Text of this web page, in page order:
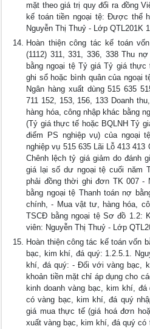
mặt theo giá trị quy đổi ra đồng
kế toán tiền ngoại tệ: Được thể
Nguyễn Thị Thuỷ - Lớp QTL201K
Hoàn thiện công tác kế toán
(1112) 311, 331, 336, 338 Thu
bằng ngoại tệ Tỷ giá Tỷ giá
ghi sổ hoặc bình quân của ngoại
Ngân hàng xuất dùng 515 635
711 152, 153, 156, 133 Doanh
hàng hóa, công nhập khác bằng
(Tỷ giá thực tế hoặc BQLNH Tỷ
điểm PS nghiệp vụ) của ngoại
nghiệp vụ 515 635 Lãi Lỗ 413
Chênh lệch tỷ giá giảm do đánh
giá lại số dư ngoại tệ cuối năm
phải đồng thời ghi đơn TK 007 -
bằng ngoại tệ Thanh toán nợ
chính, - Mua vật tư, hàng hóa,
TSCĐ bằng ngoại tệ Sơ đồ 1.2:
viên: Nguyễn Thị Thuỷ - Lớp
Hoàn thiện công tác kế toán vốn
bạc, kim khí, đá quý: 1.2.5.1.
khí, đá quý: - Đối với vàng bạc,
khoản tiền mặt chỉ áp dụng cho
kinh doanh vàng bạc, kim khí,
có vàng bạc, kim khí, đá quý
giá mua thực tế (giá hoá đơn
xuất vàng bạc, kim khí, đá quý có